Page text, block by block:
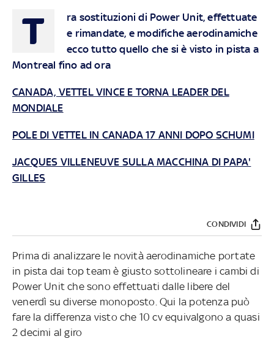
T
ra sostituzioni di Power Unit, effettuate
e rimandate, e modifiche aerodinamiche
ecco tutto quello che si è visto in pista a
Montreal fino ad ora
CANADA, VETTEL VINCE E TORNA LEADER DEL
MONDIALE
POLE DI VETTEL IN CANADA 17 ANNI DOPO SCHUMI
JACQUES VILLENEUVE SULLA MACCHINA DI PAPA'
GILLES
CONDIVIDI
Prima di analizzare le novità aerodinamiche portate
in pista dai top team è giusto sottolineare i cambi di
Power Unit che sono effettuati dalle libere del
venerdì su diverse monoposto. Qui la potenza può
fare la differenza visto che 10 cv equivalgono a quasi
2 decimi al giro